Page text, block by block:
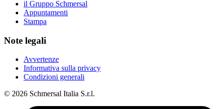
il Gruppo Schmersal
Appuntamenti
Stampa
Note legali
Avvertenze
Informativa sulla privacy
Condizioni generali
© 2026 Schmersal Italia S.r.l.